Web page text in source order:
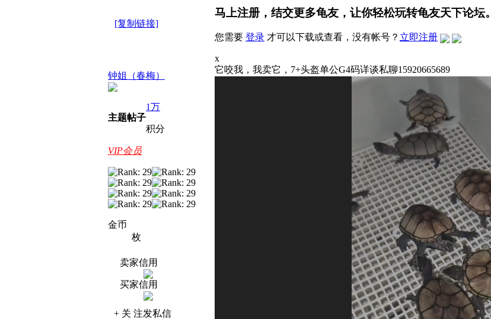
[复制链接]
钟姐（春梅）
主题帖子
1万
积分
VIP会员
金币
枚
卖家信用
买家信用
+ 关 注发私信
马上注册，结交更多龟友，让你轻松玩转龟友天下论坛。
您需要 登录 才可以下载或查看，没有帐号？ 立即注册
x
它咬我，我卖它，7+头盔单公G4码详谈私聊15920665689